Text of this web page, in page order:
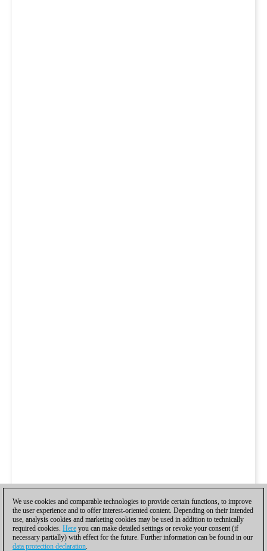
We use cookies and comparable technologies to provide certain functions, to improve
the user experience and to offer interest-oriented content. Depending on their intended
use, analysis cookies and marketing cookies may be used in addition to technically
required cookies. Here you can make detailed settings or revoke your consent (if
necessary partially) with effect for the future. Further information can be found in our
data protection declaration.